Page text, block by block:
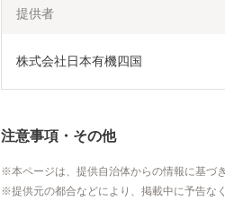
提供者
株式会社日本有機四国
注意事項・その他
本ページは、提供自治体からの情報に基づ
提供元の都合などにより、掲載中に予告な